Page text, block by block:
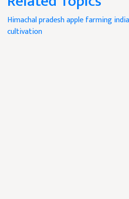
Himachal pradeshapple farming
cultivation